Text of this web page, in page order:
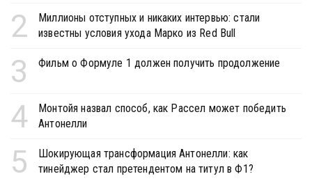
2
Миллионы отступных и никаких интервью: стали
известны условия ухода Марко из Red Bull
3 Фильм о Формуле 1 должен получить продолжение
4
Монтойя назвал способ, как Рассел может победить
Антонелли
5
Шокирующая трансформация Антонелли: как
тинейджер стал претендентом на титул в Ф1?